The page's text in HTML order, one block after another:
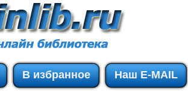
В избранное Наш E-MAIL